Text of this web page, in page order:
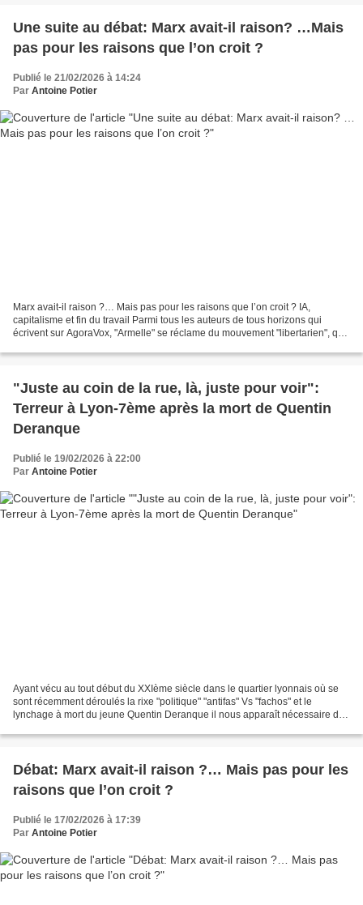
Une suite au débat: Marx avait-il raison? …Mais
pas pour les raisons que l’on croit ?
Publié le 21/02/2026 à 14:24
Par Antoine Potier
Marx avait-il raison ?… Mais pas pour les raisons que l’on croit ? IA,
capitalisme et fin du travail Parmi tous les auteurs de tous horizons qui
écrivent sur AgoraVox, "Armelle" se réclame du mouvement "libertarien", qui
"Juste au coin de la rue, là, juste pour voir":
Terreur à Lyon-7ème après la mort de Quentin
Deranque
Publié le 19/02/2026 à 22:00
Par Antoine Potier
Ayant vécu au tout début du XXIème siècle dans le quartier lyonnais où se
sont récemment déroulés la rixe "politique" "antifas" Vs "fachos" et le
lynchage à mort du jeune Quentin Deranque il nous apparaît nécessaire de
Débat: Marx avait-il raison ?… Mais pas pour les
raisons que l’on croit ?
Publié le 17/02/2026 à 17:39
Par Antoine Potier